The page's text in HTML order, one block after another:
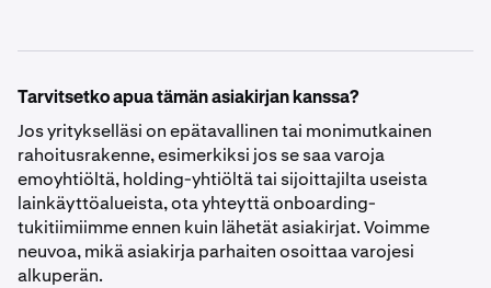
Tarvitsetko apua tämän asiakirjan kanssa?
Jos yritykselläsi on epätavallinen tai monimutkainen
rahoitusrakenne, esimerkiksi jos se saa varoja
emoyhtiöltä, holding-yhtiöltä tai sijoittajilta useista
lainkäyttöalueista, ota yhteyttä onboarding-
tukitiimiimme ennen kuin lähetät asiakirjat. Voimme
neuvoa, mikä asiakirja parhaiten osoittaa varojesi
alkuperän.